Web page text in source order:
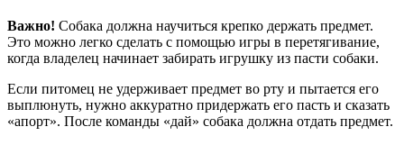
Важно! Собака должна научиться крепко держать предмет.
Это можно легко сделать с помощью игры в перетягивание,
когда владелец начинает забирать игрушку из пасти собаки.
Если питомец не удерживает предмет во рту и пытается его
выплюнуть, нужно аккуратно придержать его пасть и сказать
«апорт». После команды «дай» собака должна отдать предмет.